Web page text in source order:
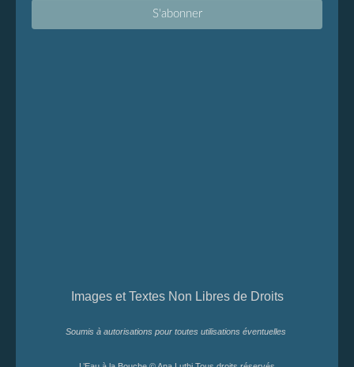
Images et Textes Non Libres de Droits
Soumis à autorisations pour toutes utilisations éventuelles